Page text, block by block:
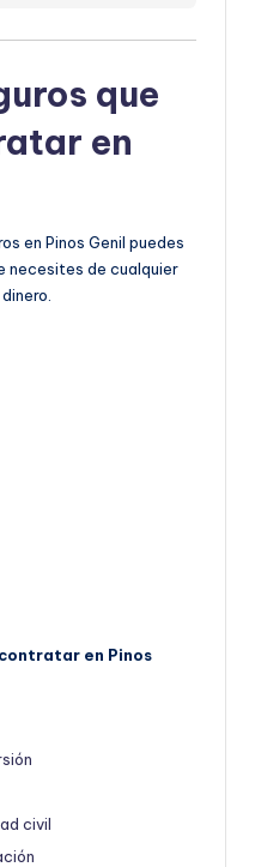
que
en
en Pinos Genil puedes
necesites de cualquier
en Pinos
civil